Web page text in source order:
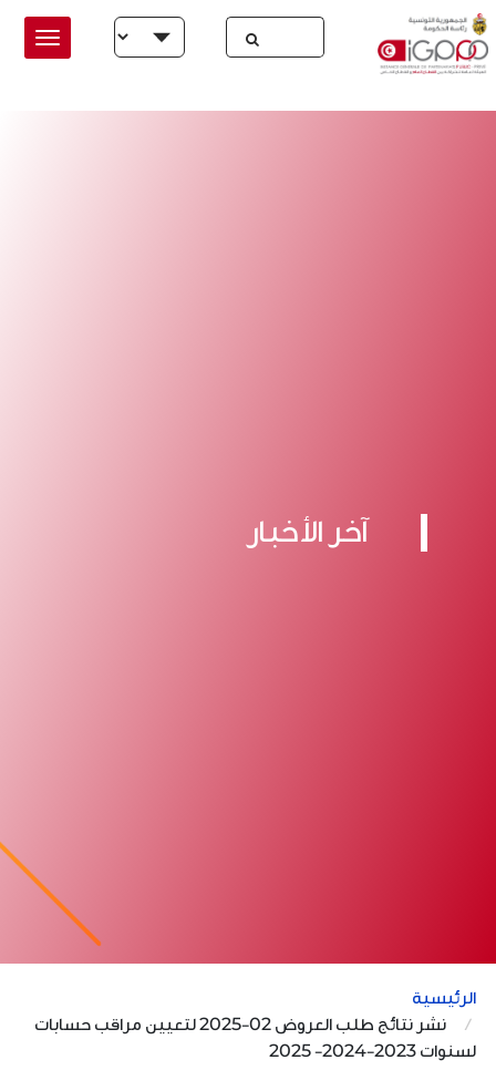
Skip to main content
Select your language
آخر الأخبار
الرئيسية
نشر نتائج طلب العروض 02-2025 لتعيين مراقب حسابات
لسنوات 2023-2024- 2025